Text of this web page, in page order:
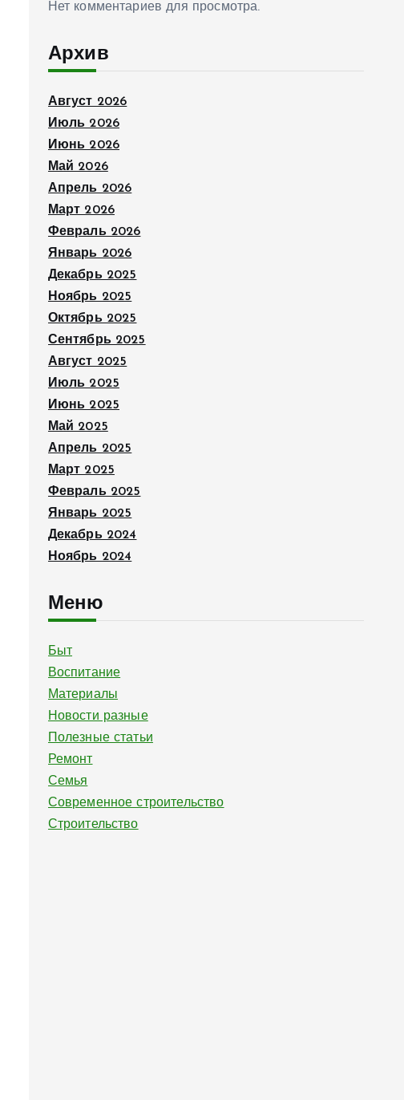
Нет комментариев для просмотра.
Архив
Август 2026
Июль 2026
Июнь 2026
Май 2026
Апрель 2026
Март 2026
Февраль 2026
Январь 2026
Декабрь 2025
Ноябрь 2025
Октябрь 2025
Сентябрь 2025
Август 2025
Июль 2025
Июнь 2025
Май 2025
Апрель 2025
Март 2025
Февраль 2025
Январь 2025
Декабрь 2024
Ноябрь 2024
Меню
Быт
Воспитание
Материалы
Новости разные
Полезные статьи
Ремонт
Семья
Современное строительство
Строительство